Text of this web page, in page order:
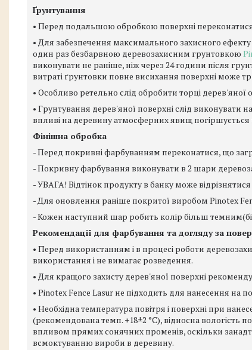
Ґрунтування
• Перед подальшою обробкою поверхні
• Для забезпечення максимального захисного
один раз безбарвною деревозахисним грунтовкою
виконувати не раніше, ніж через 24 години після
витраті ґрунтовки повне висихання поверхні може
• Особливо ретельно слід обробити торці
• Грунтування дерев'яної поверхні слід
впливі на деревину атмосферних явищ
Фінішна обробка
- Перед покривні фарбуванням переконатися, що
- Покривну фарбування виконувати в 2 шари
- УВАГА! Відтінок продукту в банку може
- Для оновлення раніше покритої виробом Pinotex
- Кожен наступний шар робить колір більш
Рекомендації для фарбування та догляду за
• Перед використанням і в процесі роботи
використання і не вимагає розведення.
• Для кращого захисту дерев'яної поверхні
• Pinotex Fence Lasur не підходить для нанесення на
• Необхідна температура повітря і поверхні при
(рекомендована темп. +18±2 °C), відносна вологість
впливом прямих сонячних променів, оскільки
всмоктуванню вироби в деревину.